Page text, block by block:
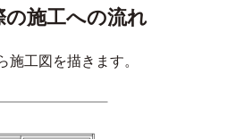
の施工への流れ
施工図を描きます。